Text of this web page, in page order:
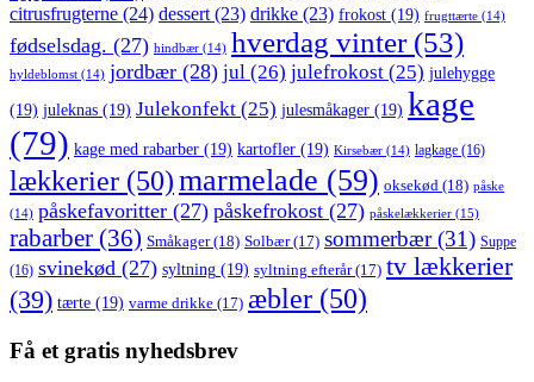
citrusfrugterne (24) dessert (23) drikke (23) frokost (19) frugttærte (14)
fødselsdag. (27) hindbær (14) hverdag vinter(53)
hyldeblomst (14) jordbær (28) jul (26) julefrokost (25) julehygge
(19) juleknas (19) Julekonfekt (25) julesmåkager (19) kage
(79) kage med rabarber (19) kartofler (19) Kirsebær (14) lagkage (16)
lækkerier (50)marmelade (59) oksekød (18) påske
(14) påskefavoritter (27) påskefrokost (27) påskelækkerier (15)
rabarber (36) Småkager(18) Solbær(17) sommerbær(31) Suppe
(16) svinekød (27) syltning (19) syltning efterår(17) tv lækkerier
(39) tærte (19) varme drikke (17) æbler (50)
Få et gratis nyhedsbrev